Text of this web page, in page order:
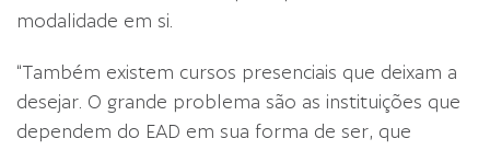
modalidade em si.
“Também existem cursos presenciais que deixam a
desejar. O grande problema são as instituições que
dependem do EAD em sua forma de ser, que